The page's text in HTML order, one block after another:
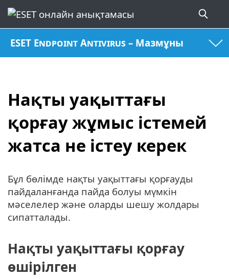
ESET Endpoint Antivirus – Мазмұны
Нақты уақыттағы
қорғау жұмыс істемей
жатса не істеу керек
Бұл бөлімде нақты уақыттағы қорғауды
пайдаланғанда пайда болуы мүмкін
мәселелер және оларды шешу жолдары
сипатталады.
Нақты уақыттағы қорғау
өшірілген